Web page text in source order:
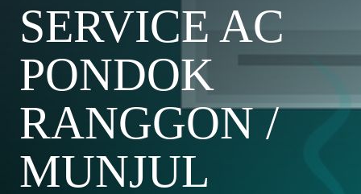
SERVICE AC
PONDOK
RANGGON /
MUNJUL